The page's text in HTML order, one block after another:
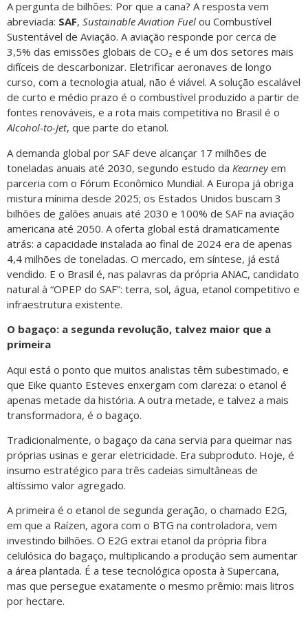
A pergunta de bilhões: Por que a cana? A resposta vem
abreviada: SAF, Sustainable Aviation Fuel ou Combustível
Sustentável de Aviação. A aviação responde por cerca de
3,5% das emissões globais de CO₂ e é um dos setores mais
difíceis de descarbonizar. Eletrificar aeronaves de longo
curso, com a tecnologia atual, não é viável. A solução escalável
de curto e médio prazo é o combustível produzido a partir de
fontes renováveis, e a rota mais competitiva no Brasil é o
Alcohol-to-Jet, que parte do etanol.
A demanda global por SAF deve alcançar 17 milhões de
toneladas anuais até 2030, segundo estudo da Kearneyem
parceria com o Fórum Econômico Mundial. A Europa já obriga
mistura mínima desde 2025; os Estados Unidos buscam 3
bilhões de galões anuais até 2030 e 100% de SAF na aviação
americana até 2050. A oferta global está dramaticamente
atrás: a capacidade instalada ao final de 2024 era de apenas
4,4 milhões de toneladas. O mercado, em síntese, já está
vendido. E o Brasil é, nas palavras da própria ANAC, candidato
natural à “OPEP do SAF”: terra, sol, água, etanol competitivo e
infraestrutura existente.
O bagaço: a segunda revolução, talvez maior que a
primeira
Aqui está o ponto que muitos analistas têm subestimado, e
que Eike quanto Esteves enxergam com clareza: o etanol é
apenas metade da história. A outra metade, e talvez a mais
transformadora, é o bagaço.
Tradicionalmente, o bagaço da cana servia para queimar nas
próprias usinas e gerar eletricidade. Era subproduto. Hoje, é
insumo estratégico para três cadeias simultâneas de
altíssimo valor agregado.
A primeira é o etanol de segunda geração, o chamado E2G,
em que a Raízen, agora com o BTG na controladora, vem
investindo bilhões. O E2G extrai etanol da própria fibra
celulósica do bagaço, multiplicando a produção sem aumentar
a área plantada. É a tese tecnológica oposta à Supercana,
mas que persegue exatamente o mesmo prêmio: mais litros
por hectare.